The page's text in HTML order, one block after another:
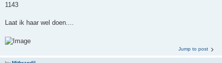
1143
Laat ik haar wel doen....
Jump to post